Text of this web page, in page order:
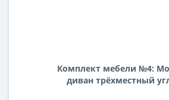
Комплект мебели №4:
диван трёхместный